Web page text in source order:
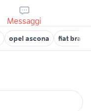
Messaggi
opel ascona fiat bravo